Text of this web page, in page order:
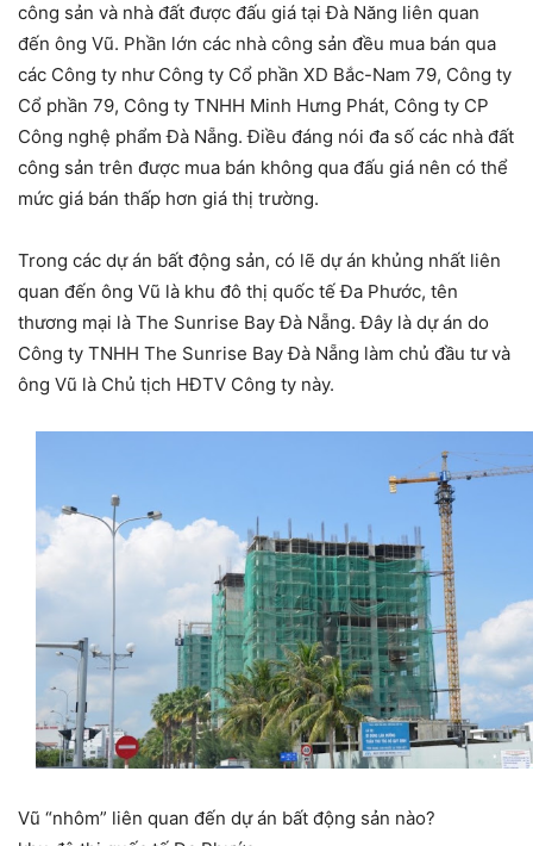
công sản và nhà đất được đấu giá tại Đà Năng liên quan
đến ông Vũ. Phần lớn các nhà công sản đều mua bán qua
các Công ty như Công ty Cổ phần XD Bắc-Nam 79, Công ty
Cổ phần 79, Công ty TNHH Minh Hưng Phát, Công ty CP
Công nghệ phẩm Đà Nẵng. Điều đáng nói đa số các nhà đất
công sản trên được mua bán không qua đấu giá nên có thể
mức giá bán thấp hơn giá thị trường.
Trong các dự án bất động sản, có lẽ dự án khủng nhất liên
quan đến ông Vũ là khu đô thị quốc tế Đa Phước, tên
thương mại là The Sunrise Bay Đà Nẵng. Đây là dự án do
Công ty TNHH The Sunrise Bay Đà Nẵng làm chủ đầu tư và
ông Vũ là Chủ tịch HĐTV Công ty này.
Vũ “nhôm” liên quan đến dự án bất động sản nào?